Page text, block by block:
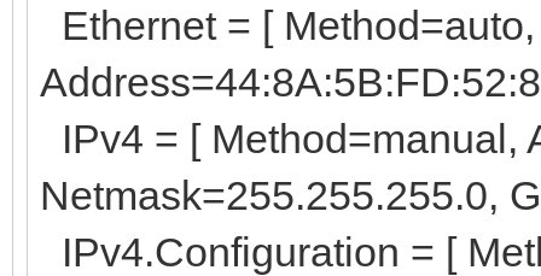
Ethernet = [
IPv4 = [ Method=manual,
Netmask=255.255.255.0,
IPv4.Configuration = [